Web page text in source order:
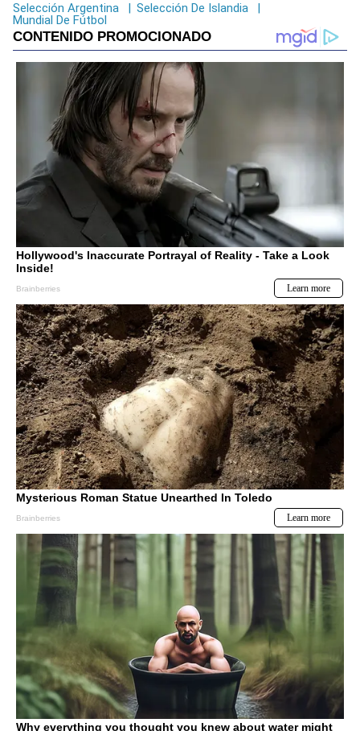
Selección Argentina | Selección De Islandia
|
Mundial De Fútbol